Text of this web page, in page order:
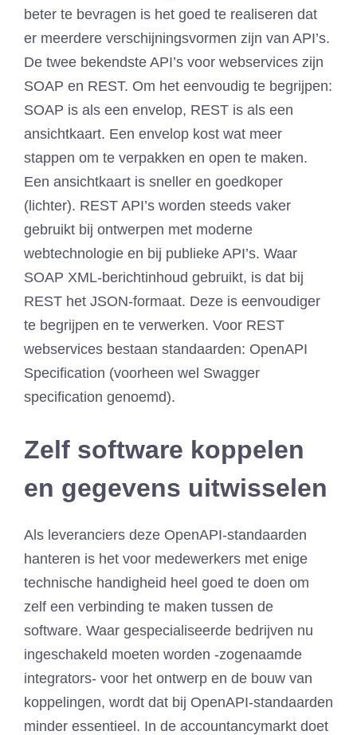
beter te bevragen is het goed te realiseren dat
er meerdere verschijningsvormen zijn van API’s.
De twee bekendste API’s voor webservices zijn
SOAP en REST. Om het eenvoudig te begrijpen:
SOAP is als een envelop, REST is als een
ansichtkaart. Een envelop kost wat meer
stappen om te verpakken en open te maken.
Een ansichtkaart is sneller en goedkoper
(lichter). REST API’s worden steeds vaker
gebruikt bij ontwerpen met moderne
webtechnologie en bij publieke API’s. Waar
SOAP XML-berichtinhoud gebruikt, is dat bij
REST het JSON-formaat. Deze is eenvoudiger
te begrijpen en te verwerken. Voor REST
webservices bestaan standaarden: OpenAPI
Specification (voorheen wel Swagger
specification genoemd).
Zelf software koppelen
en gegevens uitwisselen
Als leveranciers deze OpenAPI-standaarden
hanteren is het voor medewerkers met enige
technische handigheid heel goed te doen om
zelf een verbinding te maken tussen de
software. Waar gespecialiseerde bedrijven nu
ingeschakeld moeten worden -zogenaamde
integrators- voor het ontwerp en de bouw van
koppelingen, wordt dat bij OpenAPI-standaarden
minder essentieel. In de accountancymarkt doet